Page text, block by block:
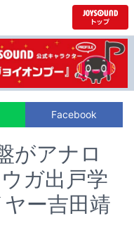
Facebook
がアナロ
ガ出戸学
ー吉田靖